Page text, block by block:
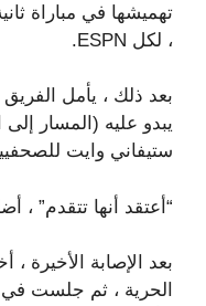
تهميشها في مباراة
، لكل ESPN.
بعد ذلك ، يأمل
يبدو عليه (المسار
ستيفاني وايت
“أعتقد أنها تتقدم” ،
بعد الإصابة الأخيرة
الحرية ، ثم جلست